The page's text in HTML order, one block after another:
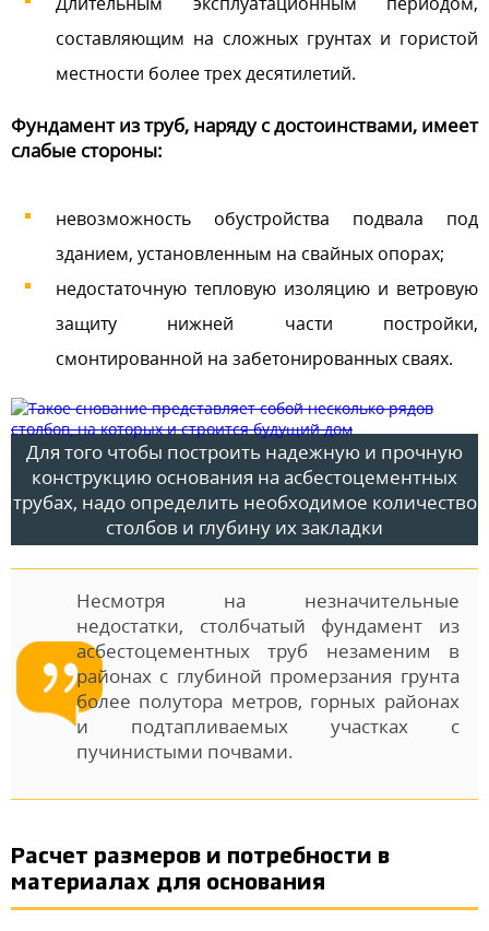
составляющим на сложных грунтах и гористой
местности более трех десятилетий.
Фундамент из труб, наряду с достоинствами, имеет
слабые стороны:
невозможность обустройства подвала под
зданием, установленным на свайных опорах;
недостаточную тепловую изоляцию и ветровую
защиту нижней части постройки,
смонтированной на забетонированных сваях.
Для того чтобы построить надежную и прочную
конструкцию основания на асбестоцементных
трубах, надо определить необходимое количество
столбов и глубину их закладки
Несмотря на незначительные
недостатки, столбчатый фундамент из
асбестоцементных труб незаменим в
районах с глубиной промерзания грунта
более полутора метров, горных районах
и подтапливаемых участках с
пучинистыми почвами.
Расчет размеров и потребности в
материалах для основания